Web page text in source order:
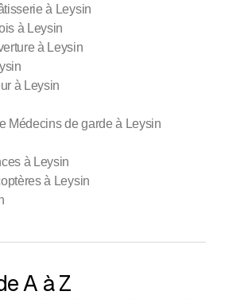
à Leysin
à Leysin
à Leysin
à Leysin
Médecins de garde à Leysin
à Leysin
à Leysin
A à Z